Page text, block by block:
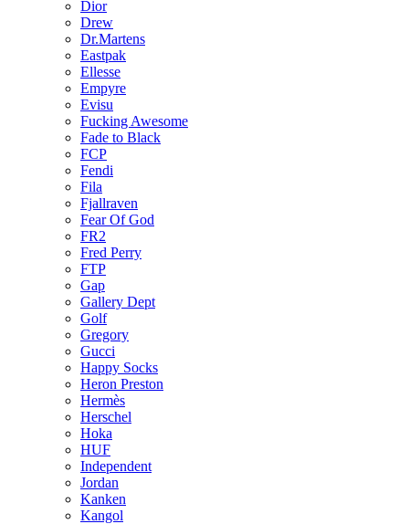
Dior
Drew
Dr.Martens
Eastpak
Ellesse
Empyre
Evisu
Fucking Awesome
Fade to Black
FCP
Fendi
Fila
Fjallraven
Fear Of God
FR2
Fred Perry
FTP
Gap
Gallery Dept
Golf
Gregory
Gucci
Happy Socks
Heron Preston
Hermès
Hersсhel
Hoka
HUF
Independent
Jordan
Kanken
Kangol